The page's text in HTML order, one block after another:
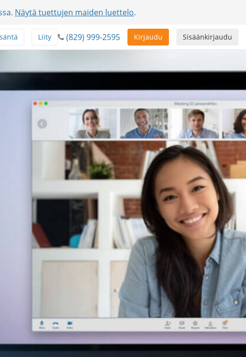
Näytä tuettujen maiden luettelo.
Sisäänkirjaudu
Kirjaudu
(829) 999-2595
Liity